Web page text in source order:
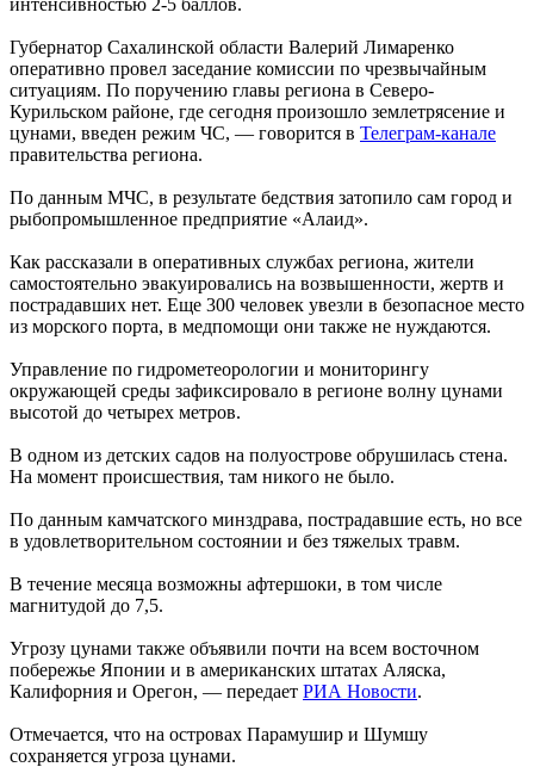
Губернатор Сахалинской области Валерий Лимаренко
оперативно провел заседание комиссии по чрезвычайным
ситуациям. По поручению главы региона в Северо-
Курильском районе, где сегодня произошло землетрясение и
цунами, введен режим ЧС, — говорится в Телеграм-канале
правительства региона.
По данным МЧС, в результате бедствия затопило сам город и
рыбопромышленное предприятие «Алаид».
Как рассказали в оперативных службах региона, жители
самостоятельно эвакуировались на возвышенности, жертв и
пострадавших нет. Еще 300 человек увезли в безопасное место
из морского порта, в медпомощи они также не нуждаются.
Управление по гидрометеорологии и мониторингу
окружающей среды зафиксировало в регионе волну цунами
высотой до четырех метров.
В одном из детских садов на полуострове обрушилась стена.
На момент происшествия, там никого не было.
По данным камчатского минздрава, пострадавшие есть, но все
в удовлетворительном состоянии и без тяжелых травм.
В течение месяца возможны афтершоки, в том числе
магнитудой до 7,5.
Угрозу цунами также объявили почти на всем восточном
побережье Японии и в американских штатах Аляска,
Калифорния и Орегон, — передает РИА Новости.
Отмечается, что на островах Парамушир и Шумшу
сохраняется угроза цунами.